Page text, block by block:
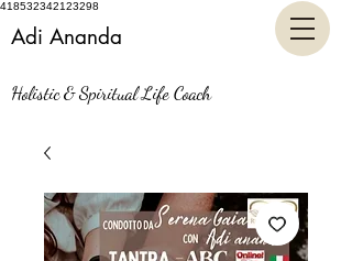
418532342123298
Holistic & Spiritual Life Coach
Adi Ananda